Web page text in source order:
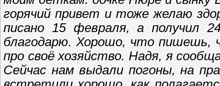
горячий привет и тоже желаю
писано 15 февраля, а получил
благодарю. Хорошо, что пишешь,
про своё хозяйство. Надя, я
Сейчас нам выдали погоны, на